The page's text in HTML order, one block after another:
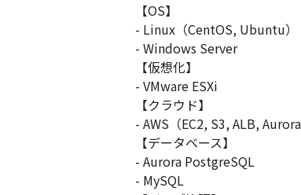
【OS】
- Linux（CentOS, Ubuntu）
- Windows Server
【仮想化】
- VMware ESXi
【クラウド】
- AWS（EC2, S3, ALB,
【データベース】
- Aurora PostgreSQL
- MySQL